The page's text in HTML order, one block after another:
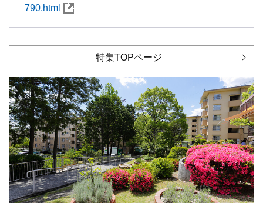
790.html
特集TOPページ